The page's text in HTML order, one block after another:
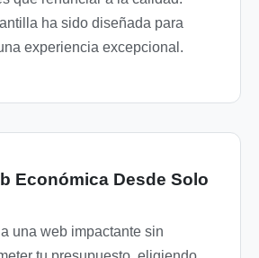
ha sido diseñada para
experiencia excepcional.
Económica Desde Solo
una web impactante sin